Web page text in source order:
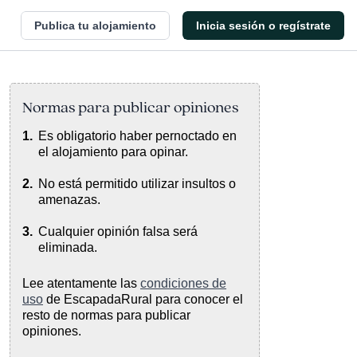
Publica tu alojamiento Inicia sesión o regístrate
Normas para publicar opiniones
Es obligatorio haber pernoctado en
el alojamiento para opinar.
No está permitido utilizar insultos o
amenazas.
Cualquier opinión falsa será
eliminada.
Lee atentamente las condiciones de
uso de EscapadaRural para conocer el
resto de normas para publicar
opiniones.